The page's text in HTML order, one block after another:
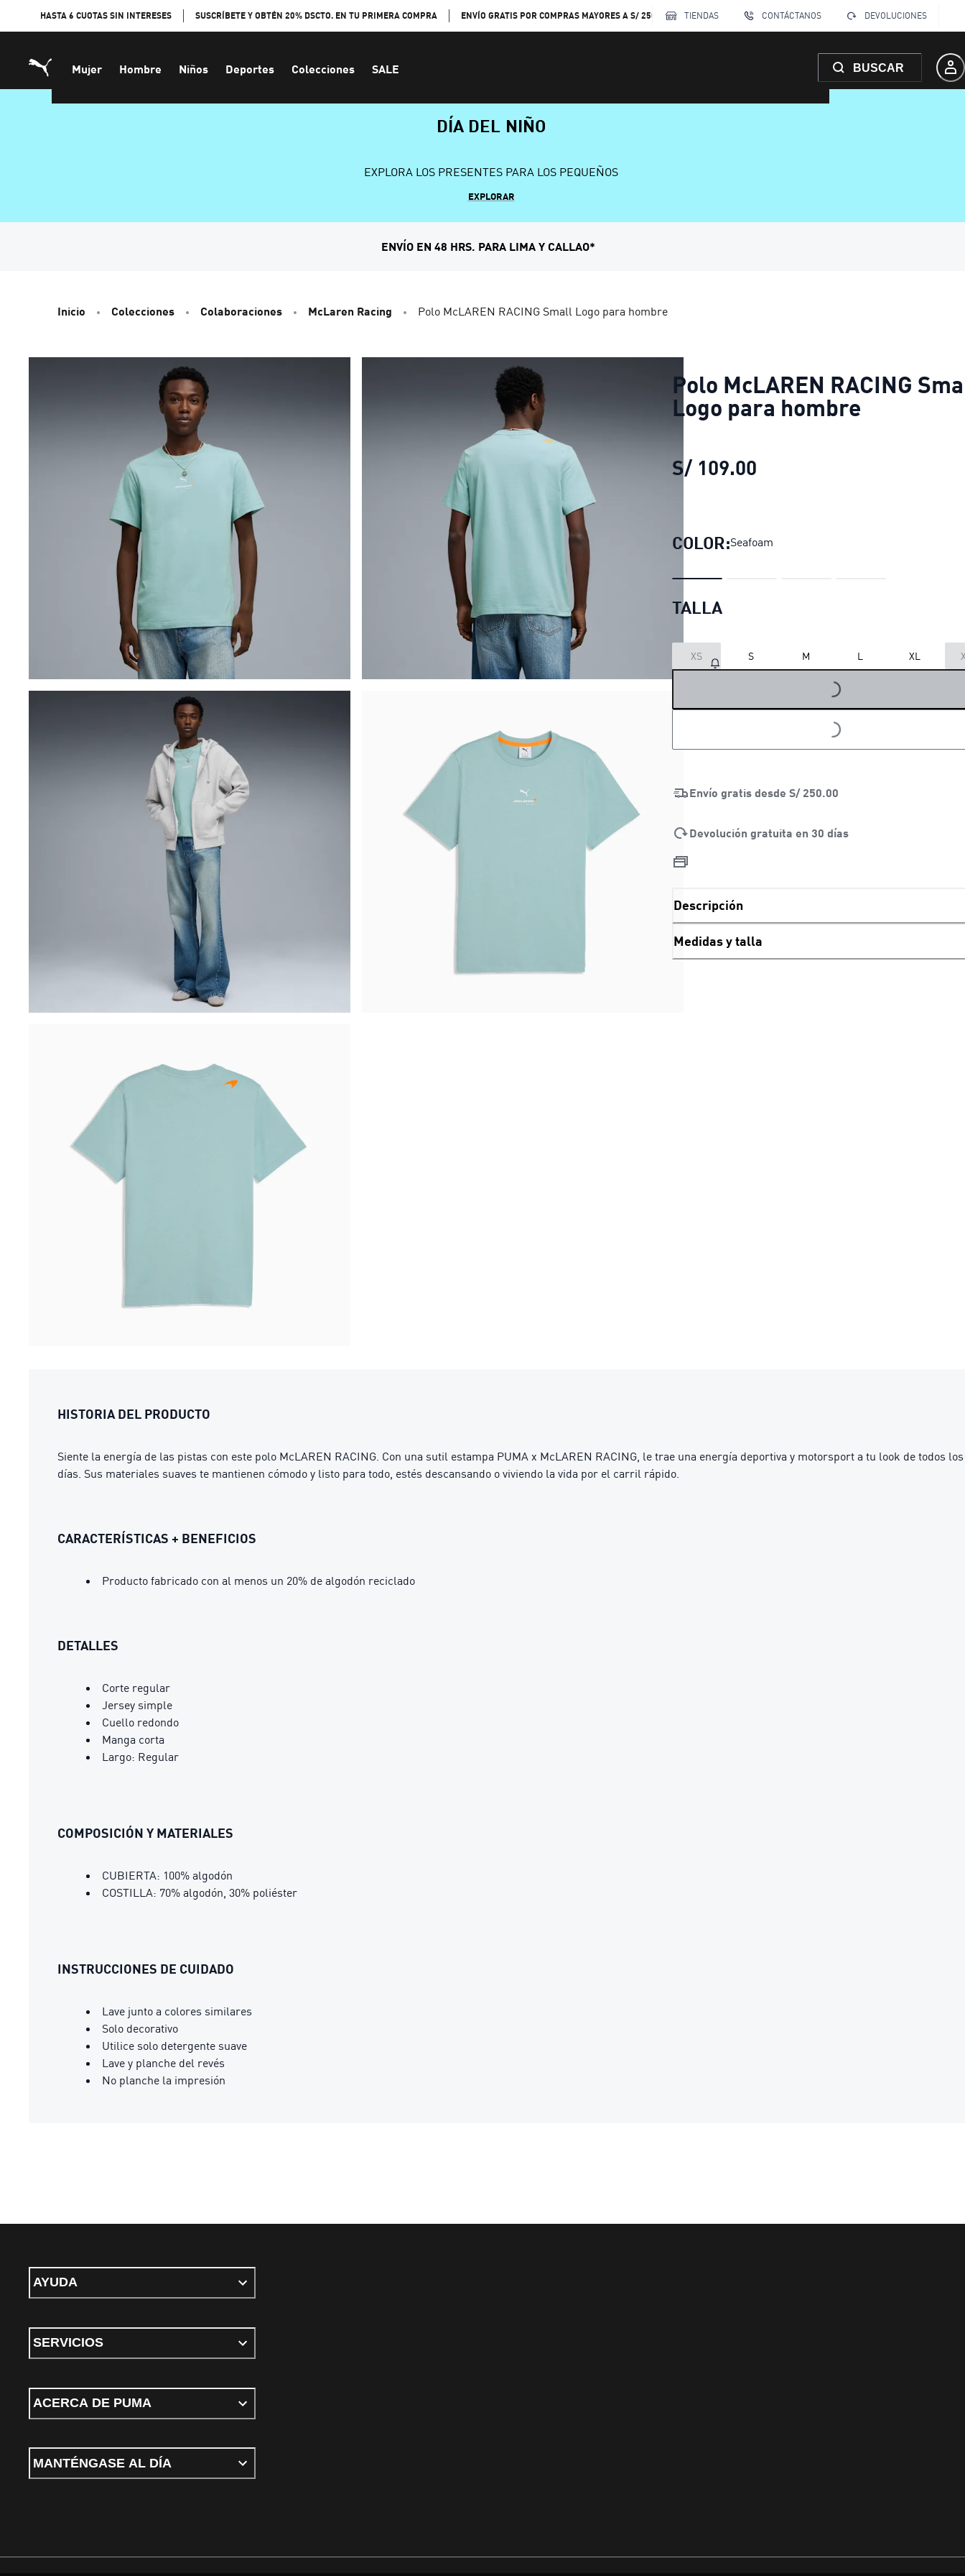
HASTA 6 CUOTAS SIN INTERESES SUSCRÍBETE Y OBTÉN 20% DSCTO. EN TU PRIMERA COMPRA ENVÍO GRATIS POR COMPRAS MAYORES A S/ 250 TIENDAS CONTÁCTANOS DEVOLUCIONES
Mujer Hombre Niños Deportes Colecciones SALE BUSCAR
DÍA DEL NIÑO
EXPLORA LOS PRESENTES PARA LOS PEQUEÑOS
EXPLORAR
ENVÍO EN 48 HRS. PARA LIMA Y CALLAO*
Inicio Colecciones Colaboraciones McLaren Racing Polo McLAREN RACING Small Logo para hombre
Polo McLAREN RACING
Logo para hombre
S/ 109.00
COLOR:Seafoam
TALLA
XS S M L XL
LOADING...
LOADING...
Envío gratis desde S/ 250.00
Devolución gratuita en 30 días
Descripción
Medidas y talla
HISTORIA DEL PRODUCTO
Siente la energía de las pistas con este polo McLAREN RACING. Con una sutil estampa PUMA x McLAREN RACING, le trae una energía deportiva y motorsport a tu look de todos los
días. Sus materiales suaves te mantienen cómodo y listo para todo, estés descansando o viviendo la vida por el carril rápido.
CARACTERÍSTICAS + BENEFICIOS
Producto fabricado con al menos un 20% de algodón reciclado
DETALLES
Corte regular
Jersey simple
Cuello redondo
Manga corta
Largo: Regular
COMPOSICIÓN Y MATERIALES
CUBIERTA: 100% algodón
COSTILLA: 70% algodón, 30% poliéster
INSTRUCCIONES DE CUIDADO
Lave junto a colores similares
Solo decorativo
Utilice solo detergente suave
Lave y planche del revés
No planche la impresión
AYUDA
SERVICIOS
ACERCA DE PUMA
MANTÉNGASE AL DÍA